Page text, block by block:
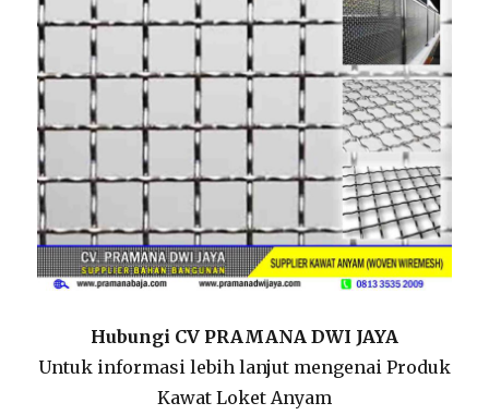
Hubungi CV PRAMANA DWI JAYA
Untuk informasi lebih lanjut mengenai Produk
Kawat Loket Anyam